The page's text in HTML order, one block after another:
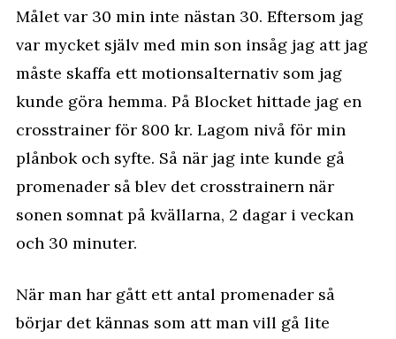
Målet var 30 min inte nästan 30. Eftersom jag
var mycket själv med min son insåg jag att jag
måste skaffa ett motionsalternativ som jag
kunde göra hemma. På Blocket hittade jag en
crosstrainer för 800 kr. Lagom nivå för min
plånbok och syfte. Så när jag inte kunde gå
promenader så blev det crosstrainern när
sonen somnat på kvällarna, 2 dagar i veckan
och 30 minuter.
När man har gått ett antal promenader så
börjar det kännas som att man vill gå lite